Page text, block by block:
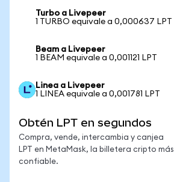
Turbo a Livepeer
1 TURBO equivale a 0,000637 LPT
Beam a Livepeer
1 BEAM equivale a 0,001121 LPT
Linea a Livepeer
1 LINEA equivale a 0,001781 LPT
Obtén LPT en segundos
Compra, vende, intercambia y canjea
LPT en MetaMask, la billetera cripto más
confiable.